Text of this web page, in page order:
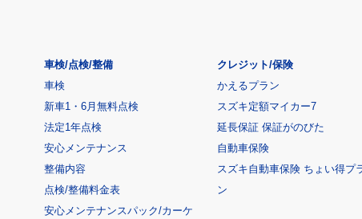
車検/点検/整備
車検
新車1・6月無料点検
法定1年点検
安心メンテナンス
整備内容
点検/整備料金表
安心メンテナンスパック/カーケ
クレジット/保険
かえるプラン
スズキ定額マイカー7
延長保証 保証がのびた
自動車保険
スズキ自動車保険 ちょい得プ
ン